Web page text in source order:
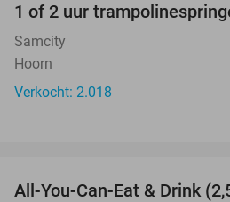
1 of 2 uur
Samcity
Hoorn
Verkocht: 2.018
All-You-Can-Eat & Drink